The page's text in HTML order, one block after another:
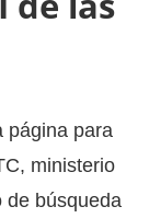
página para
ministerio
de búsqueda